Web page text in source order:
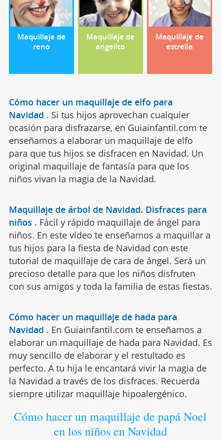
Maquillaje de
reno
Maquillaje de
angelito
Maquillaje de
estrella
Cómo hacer un maquillaje de elfo para
Navidad . Si tus hijos aprovechan cualquier
ocasión para disfrazarse, en Guiainfantil.com te
enseñamos a elaborar un maquillaje de elfo
para que tus hijos se disfracen en Navidad. Un
original maquillaje de fantasía para que los
niños vivan la magia de la Navidad.
Maquillaje de árbol de Navidad. Disfraces para
niños . Fácil y rápido maquillaje de ángel para
niños. En este vídeo te enseñamos a maquillar a
tus hijos para la fiesta de Navidad con este
tutorial de maquillaje de cara de ángel. Será un
precioso detalle para que los niños disfruten
con sus amigos y toda la familia de estas fiestas.
Cómo hacer un maquillaje de hada para
Navidad . En Guiainfantil.com te enseñamos a
elaborar un maquillaje de hada para Navidad. Es
muy sencillo de elaborar y el restultado es
perfecto. A tu hija le encantará vivir la magia de
la Navidad a través de los disfraces. Recuerda
siempre utilizar maquillaje hipoalergénico.
Cómo hacer un maquillaje de papá Noel
en los niños en Navidad